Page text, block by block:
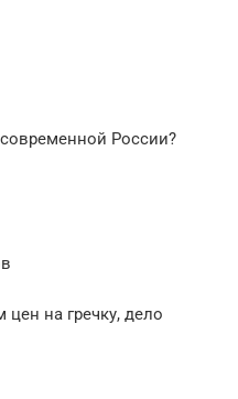
России?
на гречку, дело